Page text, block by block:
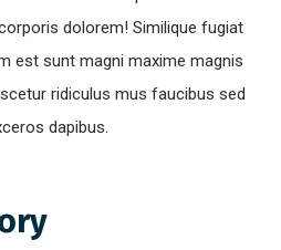
dolorem! Similique fugiat
est sunt magni maxime magnis
ridiculus mus faucibus sed
dapibus.